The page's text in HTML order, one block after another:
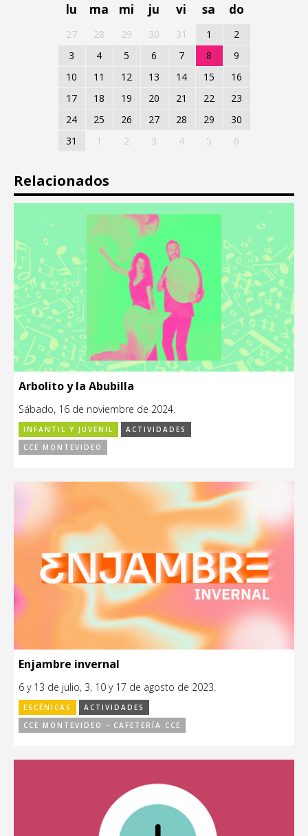
lu
ma mi ju vi sa do
27 28 29 30 31 1
2
3
4 5 6 7 8
9
10
11 12 13 14 15
16
17
18 19 20 21 22
23
24
25 26 27 28 29
30
31
1 2 3 4 5 6
Relacionados
Arbolito y la Abubilla
Sábado, 16 de noviembre de 2024.
INFANTIL Y JUVENIL
ACTIVIDADES
CCE MONTEVIDEO
Enjambre invernal
6 y 13 de julio, 3, 10 y 17 de agosto de 2023.
ESCÉNICAS
ACTIVIDADES
CCE MONTEVIDEO - CAFETERÍA CCE